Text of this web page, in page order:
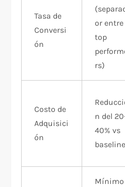
Tasa de
Conversi
ón
or entre
top
rs)
Costo de
Adquisici
ón
n del
40% vs
baseline
Mínimo